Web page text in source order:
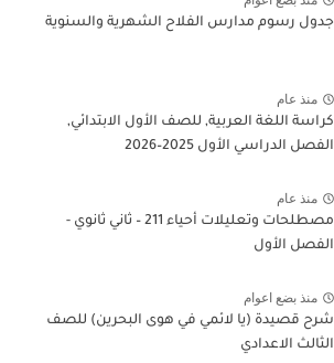
جدول رسوم مدارس الفلاح الشهرية والسنوية
منذ عام
كراسة اللغة العربية, للصف الأول الابتدائي,
الفصل الدراسي الأول 2025–2026
منذ عام
مصطلحات وتعليلات أحياء 211 – ثاني ثانوي -
الفصل الأول
منذ بضع اعوام
شرح قصيدة (يا لائمي في هوى البحرين) للصف
الثالث الاعدادي